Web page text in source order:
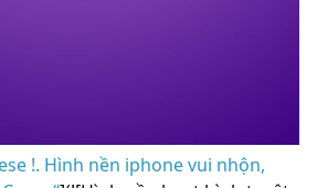
!. Hình nền iphone vui nhộn,